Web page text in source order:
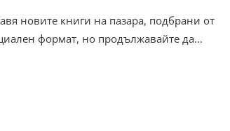
новите книги на пазара, подбрани от
формат, но продължавайте да…